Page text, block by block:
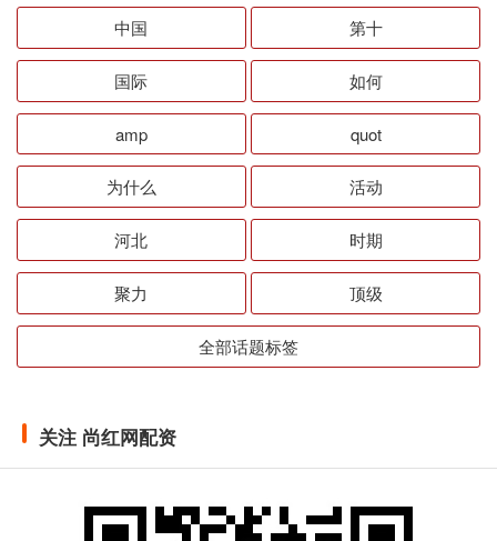
中国 第十
国际 如何
amp quot
为什么 活动
河北 时期
聚力 顶级
全部话题标签
关注 尚红网配资